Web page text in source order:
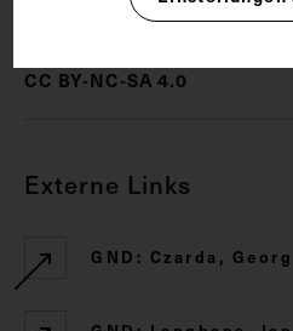
CC BY-NC-SA 4.0
Externe Links
GND: Czarda, Georg